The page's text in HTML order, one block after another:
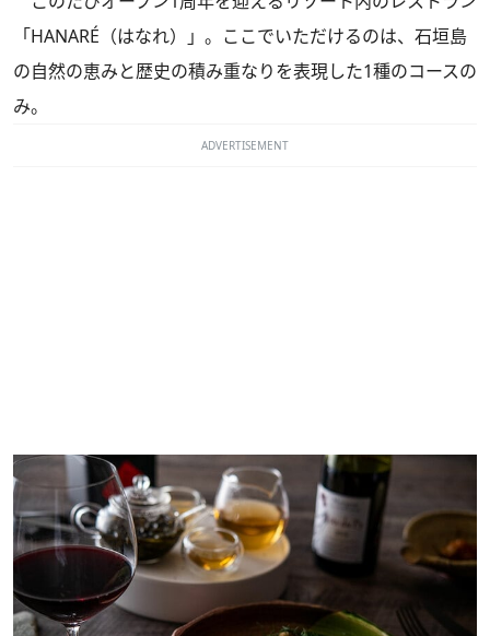
「HANARÉ（はなれ）」。ここでいただけるのは、石垣島
の自然の恵みと歴史の積み重なりを表現した1種のコースの
み。
ADVERTISEMENT